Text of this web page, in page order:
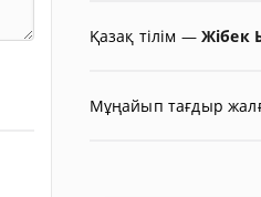
Қазақ тілім — Жібек
Мұңайып тағдыр